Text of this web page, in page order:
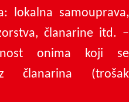
lokalna samouprava,
članarine itd. –
onima koji se
članarina (trošak